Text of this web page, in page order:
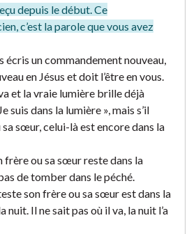
depuis le début. Ce
c’est la parole que vous avez
écris un commandement nouveau,
en Jésus et doit l’être en vous.
et la vraie lumière brille déjà
suis dans la lumière », mais s’il
sœur, celui-là est encore dans la
frère ou sa sœur reste dans la
de tomber dans le péché.
son frère ou sa sœur est dans la
nuit. Il ne sait pas où il va, la nuit l’a